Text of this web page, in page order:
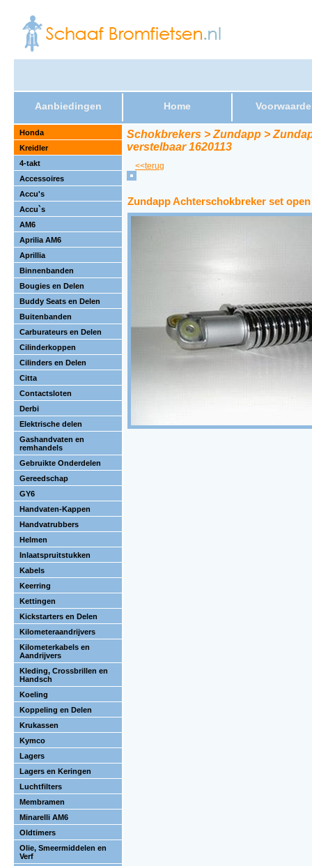
Aanbiedingen Home
Honda
Kreidler
4-takt
Accessoires
Accu's
Accu`s
AM6
Aprilia AM6
Aprillia
Binnenbanden
Bougies en Delen
Buddy Seats en Delen
Buitenbanden
Carburateurs en Delen
Cilinderkoppen
Cilinders en Delen
Citta
Contactsloten
Derbi
Elektrische delen
Gashandvaten en
remhandels
Gebruikte Onderdelen
Gereedschap
GY6
Handvaten-Kappen
Handvatrubbers
Helmen
Inlaatspruitstukken
Kabels
Keerring
Kettingen
Kickstarters en Delen
Kilometeraandrijvers
Kilometerkabels en
Aandrijvers
Kleding, Crossbrillen en
Handsch
Koeling
Koppeling en Delen
Krukassen
Kymco
Lagers
Lagers en Keringen
Luchtfilters
Membramen
Minarelli AM6
Oldtimers
Olie, Smeermiddelen en
Verf
Schokbrekers > Zundapp >
verstelbaar 1620113
<<terug
Zundapp Achterschokbreker set